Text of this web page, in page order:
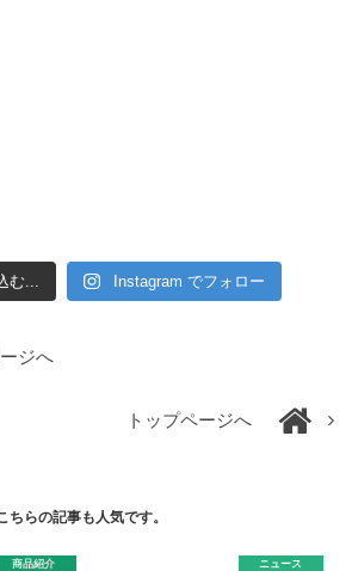
む... Instagram でフォロー
ジへ
トップページへ
ちらの記事も人気です。
商品紹介 ニュース